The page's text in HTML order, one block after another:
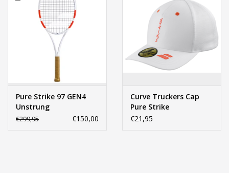
Babolat Backpack Pure Strike.
Maat 50x25x30cm
Bij Harvest-Tennis bieden wij graag persoonlijk advies voor u
aankoop. Neem telefonisch (0180-551844) contact op voor
meer informatie of om een afspraak te maken in onze
showroom.
Pure Strike 97 GEN4
Unstrung
€299,95 €150,00
Curve Truckers Cap
Pure Strike
€21,95